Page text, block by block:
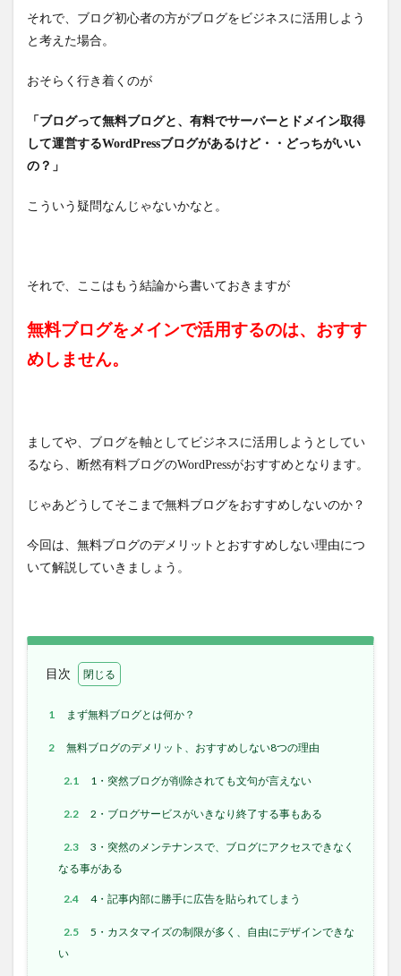
それで、ブログ初心者の方がブログをビジネスに活用しよう
と考えた場合。
おそらく行き着くのが
「ブログって無料ブログと、有料でサーバーとドメイン取得
して運営するWordPressブログがあるけど・・どっちがいい
の？」
こういう疑問なんじゃないかなと。
それで、ここはもう結論から書いておきますが
無料ブログをメインで活用するのは、おすす
めしません。
ましてや、ブログを軸としてビジネスに活用しようとしてい
るなら、断然有料ブログのWordPressがおすすめとなります。
じゃあどうしてそこまで無料ブログをおすすめしないのか？
今回は、無料ブログのデメリットとおすすめしない理由につ
いて解説していきましょう。
目次
1 まず無料ブログとは何か？
2 無料ブログのデメリット、おすすめしない8つの理由
2.1 1・突然ブログが削除されても文句が言えない
2.2 2・ブログサービスがいきなり終了する事もある
2.3
3・突然のメンテナンスで、ブログにアクセスできなく
なる事がある
2.4 4・記事内部に勝手に広告を貼られてしまう
2.5
5・カスタマイズの制限が多く、自由にデザインできな
い